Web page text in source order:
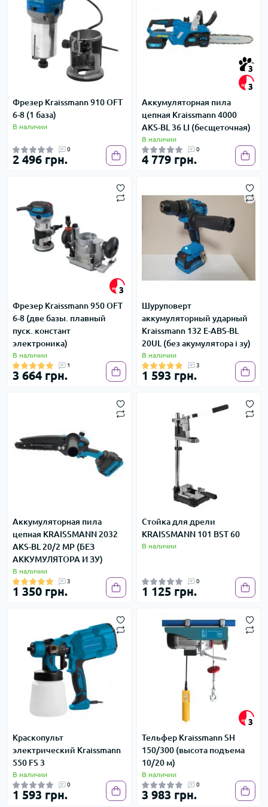
Фрезер Kraissmann 910 OFT
6-8 (1 база)
В наличии
0
2 496 грн.
3
3
Аккумуляторная пила
цепная Kraissmann 4000
AKS-BL 36 LI (бесщеточная)
В наличии
0
4 779 грн.
3
Фрезер Kraissmann 950 OFT
6-8 (две базы. плавный
пуск. констант
электроника)
В наличии
1
3 664 грн.
Шуруповерт
аккумуляторный ударный
Kraissmann 132 E-ABS-BL
20UL (без акумулятора і зу)
В наличии
3
1 593 грн.
Аккумуляторная пила
цепная KRAISSMANN 2032
AKS-BL 20/2 MP (БЕЗ
АККУМУЛЯТОРА И ЗУ)
В наличии
3
1 350 грн.
Стойка для дрели
KRAISSMANN 101 BST 60
В наличии
0
1 125 грн.
Краскопульт
электрический Kraissmann
550 FS 3
В наличии
0
1 593 грн.
3
Тельфер Kraissmann SH
150/300 (высота подъема
10/20 м)
В наличии
0
3 983 грн.